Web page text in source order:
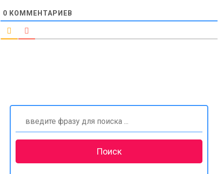
0 КОММЕНТАРИЕВ